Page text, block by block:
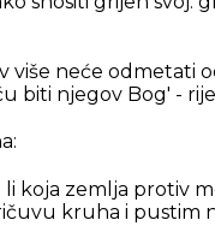
više neće odmetati
biti njegov Bog' -
li koja zemlja protiv
kruha i pustim